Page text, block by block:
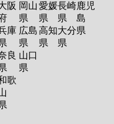
阪
庫
良
歌
岡山
県
広島
県
山口
県
愛媛
県
高知
県
長崎
県
大分
県
鹿児
島
県